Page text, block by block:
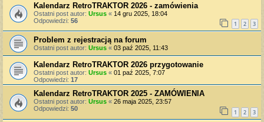
Kalendarz RetroTRAKTOR 2026 - zamówienia
Ostatni post autor: Ursus « 14 gru 2025, 18:04
Odpowiedzi: 56 1 2 3
Problem z rejestracją na forum
Ostatni post autor: Ursus « 03 paź 2025, 11:43
Kalendarz RetroTRAKTOR 2026 przygotowanie
Ostatni post autor: Ursus « 01 paź 2025, 7:07
Odpowiedzi: 17
Kalendarz RetroTRAKTOR 2025 - ZAMÓWIENIA
Ostatni post autor: Ursus « 26 maja 2025, 23:57
Odpowiedzi: 50 1 2 3